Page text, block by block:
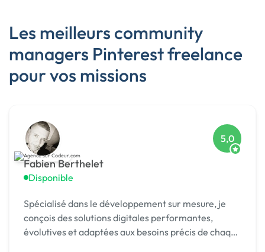
Les meilleurs community
managers Pinterest freelance
pour vos missions
Fabien Berthelet
Disponible
5,0
Spécialisé dans le développement sur mesure, je
conçois des solutions digitales performantes,
évolutives et adaptées aux besoins précis de chaque